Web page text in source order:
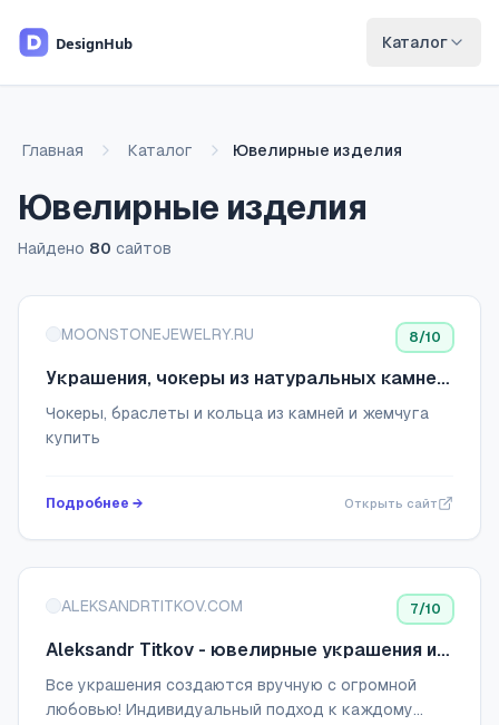
Каталог
Главная Каталог Ювелирные изделия
Ювелирные изделия
Найдено 80 сайтов
Список сайтов
MOONSTONEJEWELRY.RU 8/10
Украшения, чокеры из натуральных камней
и жемчуга Moon Stone jewelry
Чокеры, браслеты и кольца из камней и жемчуга
купить
Подробнее → Открыть сайт
ALEKSANDRTITKOV.COM 7/10
Aleksandr Titkov - ювелирные украшения и
аксессуары
Все украшения создаются вручную с огромной
любовью! Индивидуальный подход к каждому